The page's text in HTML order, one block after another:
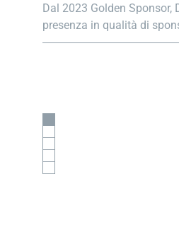
Dal 2023 Golden
presenza in qualità di